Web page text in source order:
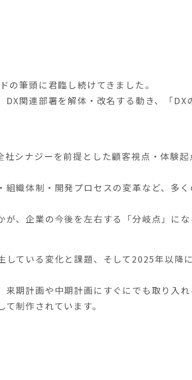
の筆頭に君臨し続けてきました。
DX関連部署を解体・改名する動き、「DX
シナジーを前提とした顧客視点・体験
組織体制・開発プロセスの変革など、多
、企業の今後を左右する「分岐点」にな
している変化と課題、そして2025年以降
来期計画や中期計画にすぐにでも取り入
制作されています。